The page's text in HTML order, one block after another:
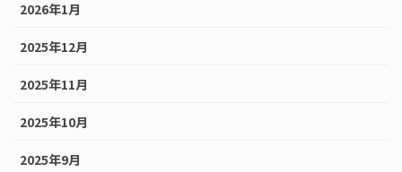
2026年1月
2025年12月
2025年11月
2025年10月
2025年9月